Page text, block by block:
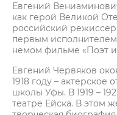
Евгений
как герой Великой
российский
первым
немом фильме «Поэт и
Евгений Червяков
1918 году – актерское
школы Уфы. В 1919 –
театре Ейска. В этом